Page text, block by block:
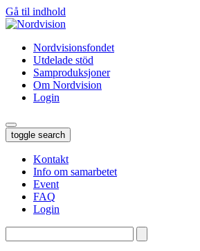
Gå til indhold
Nordvisionsfondet
Utdelade stöd
Samproduksjoner
Om Nordvision
Login
toggle search
Kontakt
Info om samarbetet
Event
FAQ
Login
enter